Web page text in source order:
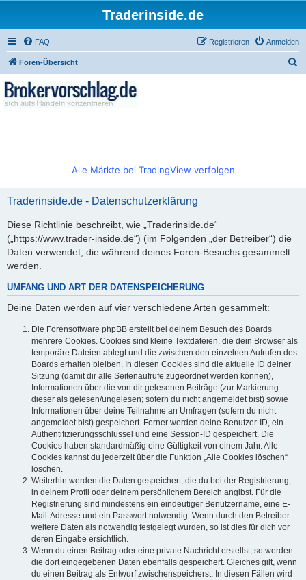
Traderinside.de
FAQ Anmelden
Registrieren
Foren-Übersicht
Alle Märkte bei TradingView verfolgen
Traderinside.de - Datenschutzerklärung
Diese Richtlinie beschreibt, wie „Traderinside.de“
(„https://www.trader-inside.de“) (im Folgenden „der Betreiber“) die
Daten verwendet, die während deines Foren-Besuchs gesammelt
werden.
UMFANG UND ART DER DATENSPEICHERUNG
Deine Daten werden auf vier verschiedene Arten gesammelt:
Die Forensoftware phpBB erstellt bei deinem Besuch des Boards
mehrere Cookies. Cookies sind kleine Textdateien, die dein Browser als
temporäre Dateien ablegt und die zwischen den einzelnen Aufrufen des
Boards erhalten bleiben. In diesen Cookies sind die aktuelle ID deiner
Sitzung (damit dir alle Seitenaufrufe zugeordnet werden können),
Informationen über die von dir gelesenen Beiträge (zur Markierung
dieser als gelesen/ungelesen; sofern du nicht angemeldet bist) sowie
Informationen über deine Teilnahme an Umfragen (sofern du nicht
angemeldet bist) gespeichert. Ferner werden deine Benutzer-ID, ein
Authentifizierungsschlüssel und eine Session-ID gespeichert. Die
Cookies haben standardmäßig eine Gültigkeit von einem Jahr. Alle
Cookies kannst du jederzeit über die Funktion „Alle Cookies löschen“
löschen.
Weiterhin werden die Daten gespeichert, die du bei der Registrierung,
in deinem Profil oder deinem persönlichem Bereich angibst. Für die
Registrierung sind mindestens ein eindeutiger Benutzername, eine E-
Mail-Adresse und ein Passwort notwendig. Wenn durch den Betreiber
weitere Daten als notwendig festgelegt wurden, so ist dies für dich vor
deren Eingabe ersichtlich.
Wenn du einen Beitrag oder eine private Nachricht erstellst, so werden
die dort eingegebenen Daten ebenfalls gespeichert. Gleiches gilt, wenn
du einen Beitrag als Entwurf zwischenspeicherst. In diesen Fällen wird